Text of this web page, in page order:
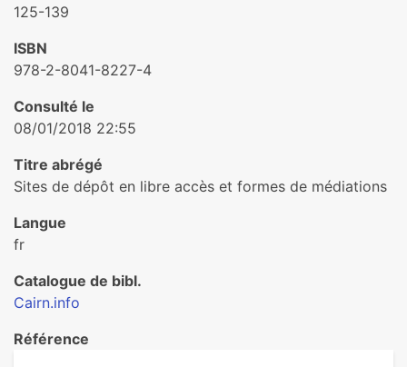
125-139
ISBN
978-2-8041-8227-4
Consulté le
08/01/2018 22:55
Titre abrégé
Sites de dépôt en libre accès et formes de médiations
Langue
fr
Catalogue de bibl.
Cairn.info
Référence